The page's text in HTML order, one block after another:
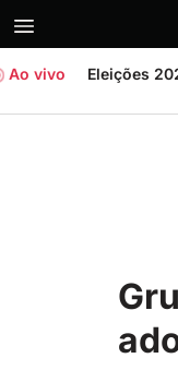
Ao vivo Eleições